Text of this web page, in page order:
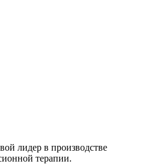
лидер в производстве
терапии.